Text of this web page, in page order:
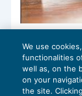
La
indagini
diLuigi
We use
functionalities
well as, on the
on your
the site.